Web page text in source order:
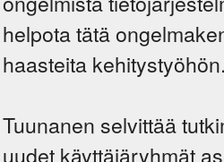
helpota tätä
haasteita
Tuunanen selvittää
uudet käyttäjäryhmät